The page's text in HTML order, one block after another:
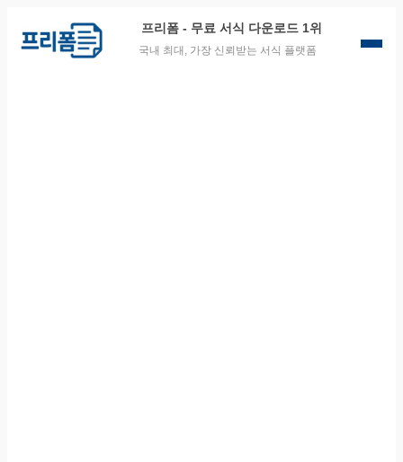
프리폼 - 무료 서식 다운로드 1위
국내 최대, 가장 신뢰받는 서식 플랫폼